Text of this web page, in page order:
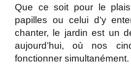
Que ce soit pour le
papilles ou celui d’y
chanter, le jardin est un
aujourd’hui, où nos
fonctionner simultanément.